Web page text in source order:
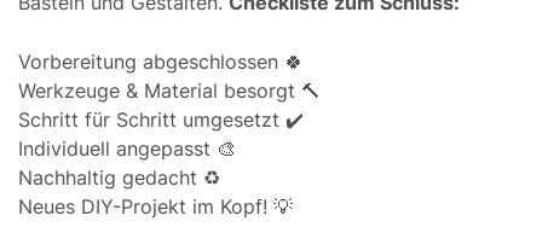
Vorbereitung abgeschlossen 🍀
Werkzeuge & Material besorgt 🔨
Schritt für Schritt umgesetzt ✔️
Individuell angepasst 🎨
Nachhaltig gedacht ♻️
Neues DIY-Projekt im Kopf! 💡